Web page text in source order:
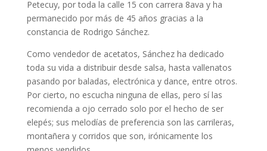
Petecuy, por toda la calle 15 con carrera 8ava y ha
permanecido por más de 45 años gracias a la
constancia de Rodrigo Sánchez.
Como vendedor de acetatos, Sánchez ha dedicado
toda su vida a distribuir desde salsa, hasta vallenatos
pasando por baladas, electrónica y dance, entre otros.
Por cierto, no escucha ninguna de ellas, pero sí las
recomienda a ojo cerrado solo por el hecho de ser
elepés; sus melodías de preferencia son las carrileras,
montañera y corridos que son, irónicamente los